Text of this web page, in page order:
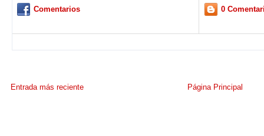
Comentarios 0
Entrada más reciente Página Principal